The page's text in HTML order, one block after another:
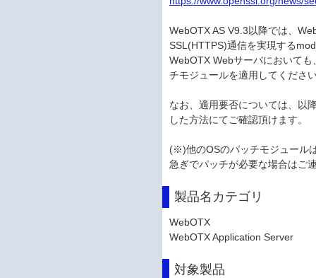
WebOTX AS V9.3以降では、
SSL(HTTPS)通信を実現する
WebOTX Webサーバにおいて
チモジュールを適用してくださ
なお、適用要否については、以
した方法にてご確認頂けます。
(※)他のOSのパッチモジュール
急ぎでパッチが必要な場合はご
製品名カテゴリ
WebOTX
WebOTX Application Server
対象製品